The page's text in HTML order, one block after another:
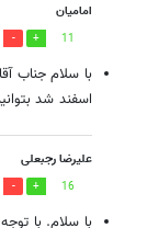
امامیان
11
اسفند شد
علیرضا رجبعلی
16
با سلام. با